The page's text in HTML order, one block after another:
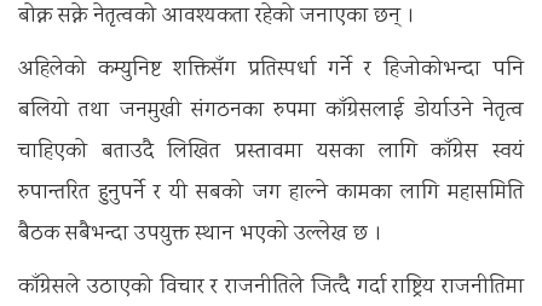
बोक्न सक्ने नेतृत्वको आवश्यकता रहेको जनाएका छन् ।
अहिलेको कम्युनिष्ट शक्तिसँग प्रतिस्पर्धा गर्ने र हिजोकोभन्दा पनि
बलियो तथा जनमुखी संगठनका रुपमा काँग्रेसलाई डोर्याउने नेतृत्व
चाहिएको बताउदै लिखित प्रस्तावमा यसका लागि काँग्रेस स्वयं
रुपान्तरित हुनुपर्ने र यी सबको जग हाल्ने कामका लागि महासमिति
बैठक सबैभन्दा उपयुक्त स्थान भएको उल्लेख छ ।
काँग्रेसले उठाएको विचार र राजनीतिले जित्दै गर्दा राष्ट्रिय राजनीतिमा